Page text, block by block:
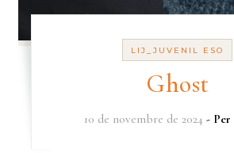
LIJ_JUVENIL ESO
Ghost
10 de novembre de 2024 - Per